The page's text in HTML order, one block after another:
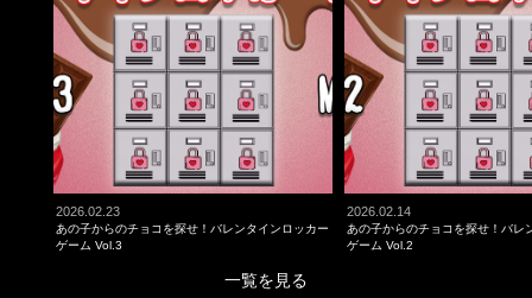
2026.02.23
あの子からのチョコを探せ！バレンタインロッカー
ゲーム Vol.3
2026.02.14
あの子からのチョコを探せ！バレ
ゲーム Vol.2
一覧を見る